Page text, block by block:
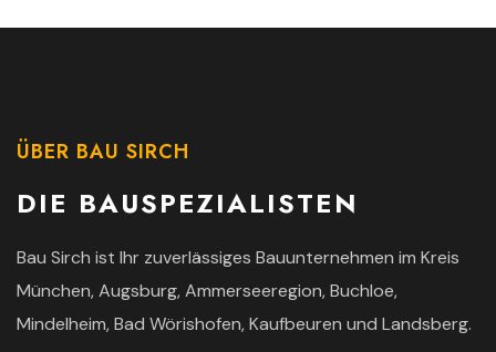
ÜBER BAU SIRCH
DIE BAUSPEZIALISTEN
Bau Sirch ist Ihr zuverlässiges Bauunternehmen im Kreis
München, Augsburg, Ammerseeregion, Buchloe,
Mindelheim, Bad Wörishofen, Kaufbeuren und Landsberg.